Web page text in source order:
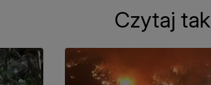
Czytaj